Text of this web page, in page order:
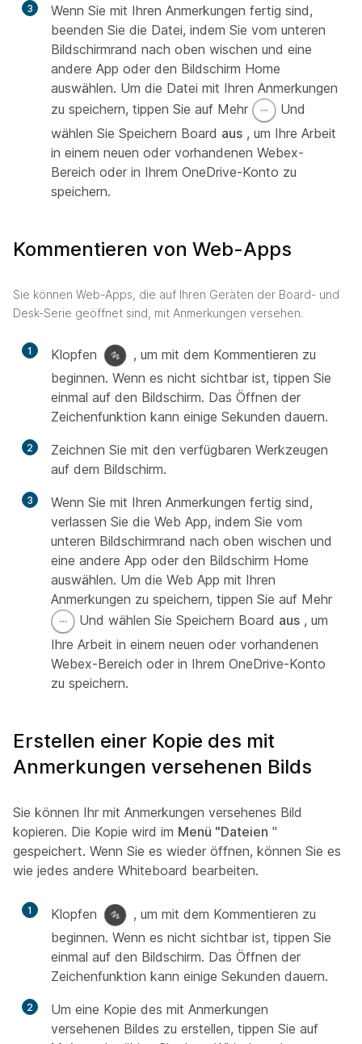
3
Wenn Sie mit Ihren Anmerkungen fertig sind,
beenden Sie die Datei, indem Sie vom unteren
Bildschirmrand nach oben wischen und eine
andere App oder den Bildschirm Home
auswählen. Um die Datei mit Ihren Anmerkungen
zu speichern, tippen Sie auf Mehr
Und
wählen Sie Speichern Board aus , um Ihre Arbeit
in einem neuen oder vorhandenen Webex-
Bereich oder in Ihrem OneDrive-Konto zu
speichern.
Kommentieren von Web-Apps
Sie können Web-Apps, die auf Ihren Geräten der Board- und
Desk-Serie geöffnet sind, mit Anmerkungen versehen.
1 Klopfen
, um mit dem Kommentieren zu
beginnen. Wenn es nicht sichtbar ist, tippen Sie
einmal auf den Bildschirm. Das Öffnen der
Zeichenfunktion kann einige Sekunden dauern.
2
Zeichnen Sie mit den verfügbaren Werkzeugen
auf dem Bildschirm.
3
Wenn Sie mit Ihren Anmerkungen fertig sind,
verlassen Sie die Web App, indem Sie vom
unteren Bildschirmrand nach oben wischen und
eine andere App oder den Bildschirm Home
auswählen. Um die Web App mit Ihren
Anmerkungen zu speichern, tippen Sie auf Mehr
Und wählen Sie Speichern Board aus , um
Ihre Arbeit in einem neuen oder vorhandenen
Webex-Bereich oder in Ihrem OneDrive-Konto
zu speichern.
Erstellen einer Kopie des mit
Anmerkungen versehenen Bilds
Sie können Ihr mit Anmerkungen versehenes Bild
kopieren. Die Kopie wird im Menü "Dateien "
gespeichert. Wenn Sie es wieder öffnen, können Sie es
wie jedes andere Whiteboard bearbeiten.
1 Klopfen
, um mit dem Kommentieren zu
beginnen. Wenn es nicht sichtbar ist, tippen Sie
einmal auf den Bildschirm. Das Öffnen der
Zeichenfunktion kann einige Sekunden dauern.
2
Um eine Kopie des mit Anmerkungen
versehenen Bildes zu erstellen, tippen Sie auf